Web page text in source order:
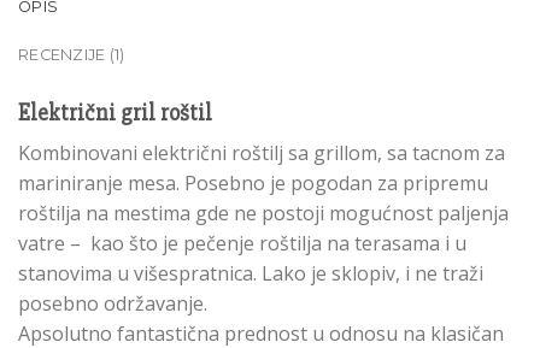
OPIS
RECENZIJE (1)
Električni gril roštil
Kombinovani električni roštilj sa grillom, sa tacnom za
mariniranje mesa. Posebno je pogodan za pripremu
roštilja na mestima gde ne postoji mogućnost paljenja
vatre – kao što je pečenje roštilja na terasama i u
stanovima u višespratnica. Lako je sklopiv, i ne traži
posebno održavanje.
Apsolutno fantastična prednost u odnosu na klasičan